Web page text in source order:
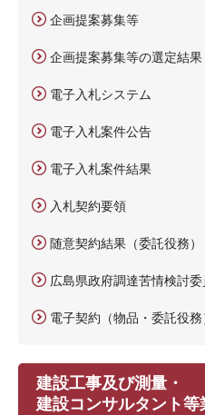
企画提案募集等
企画提案募集等の選定結果
電子入札システム
電子入札案件公告
電子入札案件結果
入札契約要領
随意契約結果（委託役務）
広島県政府調達苦情検討委
電子契約（物品・委託役務
建設工事及び測量・
建設コンサルタント等